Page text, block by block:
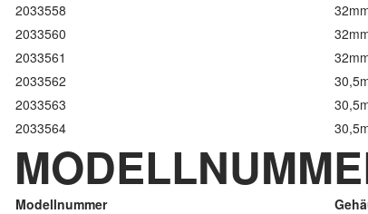
2033558
2033560
2033561
2033562
2033563
2033564
Modellnummer